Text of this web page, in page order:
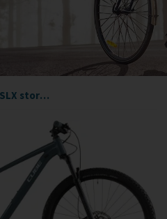
VTT CUBE Attention SLX storm´n´blue T M (162-178)